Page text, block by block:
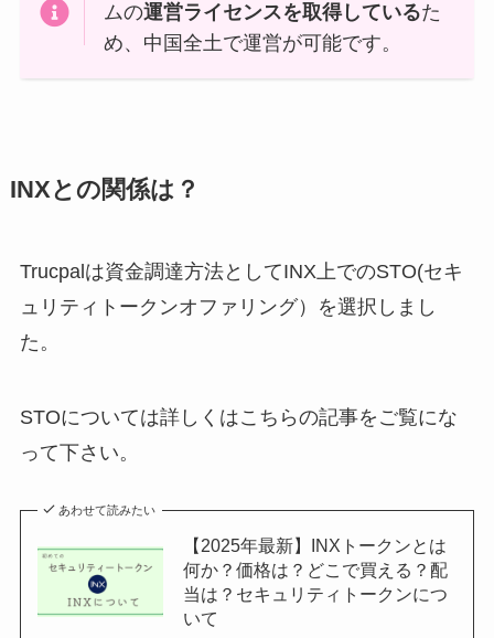
ムの運営ライセンスを取得しているた
め、中国全土で運営が可能です。
INXとの関係は？
Trucpalは資金調達方法としてINX上でのSTO(セキ
ュリティトークンオファリング）を選択しまし
た。
STOについては詳しくはこちらの記事をご覧にな
って下さい。
あわせて読みたい
【2025年最新】INXトークンとは
何か？価格は？どこで買える？配
当は？セキュリティトークンにつ
いて